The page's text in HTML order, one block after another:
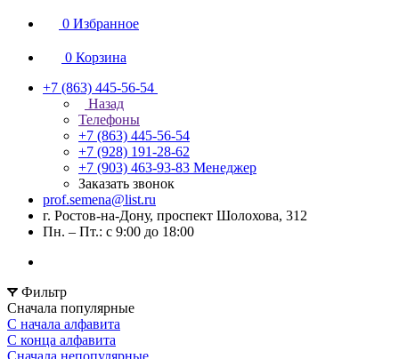
0 Избранное
0 Корзина
+7 (863) 445-56-54
Назад
Телефоны
+7 (863) 445-56-54
+7 (928) 191-28-62
+7 (903) 463-93-83 Менеджер
Заказать звонок
prof.semena@list.ru
г. Ростов-на-Дону, проспект Шолохова, 312
Пн. – Пт.: с 9:00 до 18:00
Фильтр
Сначала популярные
С начала алфавита
С конца алфавита
Сначала непопулярные